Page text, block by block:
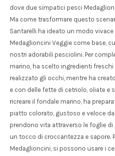
dove due simpatici pesci
Ma come trasformare questo
Santarelli ha ideato un modo vivace
Medaglioncini Veggie come base,
nostri adorabili pesciolini. Per
marino, ha scelto ingredienti
realizzato gli occhi, mentre ha
e con delle fette di cetriolo, oliate e
ricreare il fondale marino, ha
piatto colorato, gustoso e veloce da
prendono vita attraverso le foglie
un tocco di croccantezza e sapore.
Medaglioncini, si possono usare i